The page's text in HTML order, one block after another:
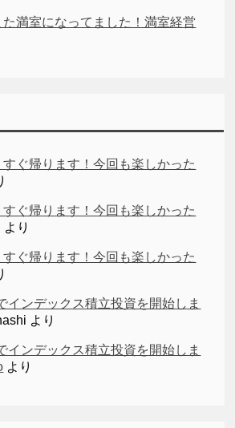
満室になってました！満室経営
ぐ帰ります！今回も楽しかった
ぐ帰ります！今回も楽しかった
より
ぐ帰ります！今回も楽しかった
インデックス積立投資を開始しま
より
インデックス積立投資を開始しま
より